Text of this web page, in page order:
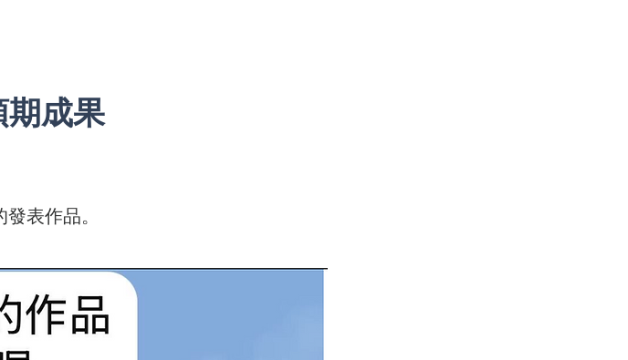
成果
表作品。